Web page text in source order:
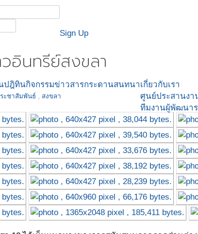
Sign Up
ปฎิทินกิจกรรมข่าวสารกระดานสนทนาเกี่ยวกับเรา
ศูนย์ประสานงา
ทีมงานผู้พัฒนา
อินทรีย์สงขลา
ะชาสัมพันธ์ , สงขลา